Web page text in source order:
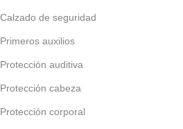
Calzado de seguridad
Primeros auxilios
Protección auditiva
Protección cabeza
Protección corporal